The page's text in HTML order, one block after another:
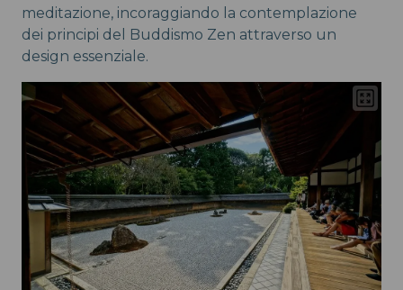
meditazione, incoraggiando la contemplazione
dei principi del Buddismo Zen attraverso un
design essenziale.